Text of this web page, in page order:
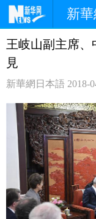
新
ホームページ
観光
中日対訳
王岐山副主席
見
新華網日本語 2018-